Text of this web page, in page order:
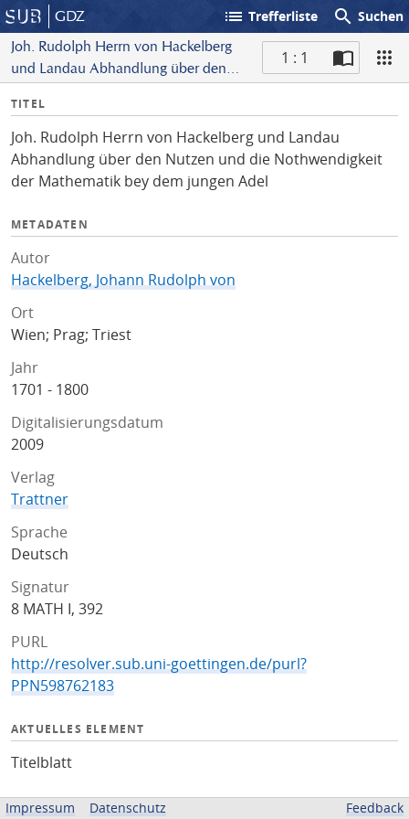
GDZ list Trefferliste search Suchen
Joh. Rudolph Herrn von Hackelberg
und Landau Abhandlung über den
Mathematik bey dem jungen Adel
1 : 1
I
f
o
TITEL
Joh. Rudolph Herrn von Hackelberg und Landau
Abhandlung über den Nutzen und die Nothwendigkeit
der Mathematik bey dem jungen Adel
METADATEN
Autor
Hackelberg, Johann Rudolph von
Ort
Wien; Prag; Triest
Jahr
1701 - 1800
Digitalisierungsdatum
2009
Verlag
Trattner
Sprache
Deutsch
Signatur
8 MATH I, 392
PURL
http://resolver.sub.uni-goettingen.de/purl?
PPN598762183
AKTUELLES ELEMENT
Titelblatt
LIZENZ
Impressum Datenschutz Feedback